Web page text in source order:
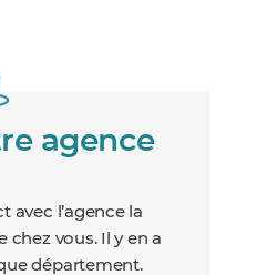
agence
avec l’agence la
chez vous. Il y en a
département.